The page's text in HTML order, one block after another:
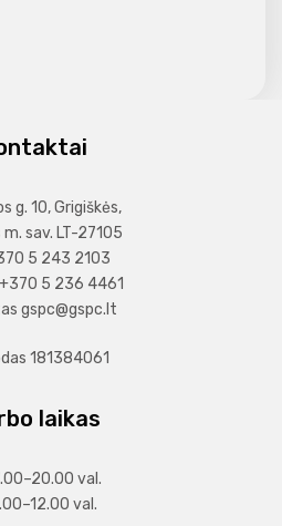
g. 10, Grigiškės,
sav. LT-27105
5 243 2103
5 236 4461
gspc@gspc.lt
181384061
laikas
val.
val.